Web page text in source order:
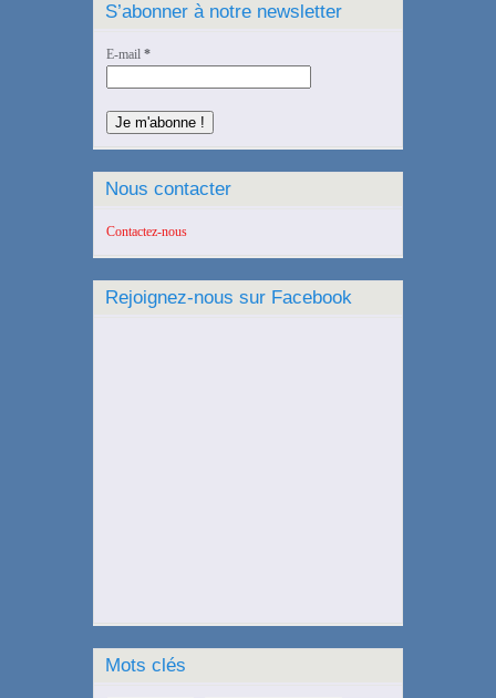
S’abonner à notre newsletter
E-mail *
Nous contacter
Contactez-nous
Rejoignez-nous sur Facebook
Mots clés